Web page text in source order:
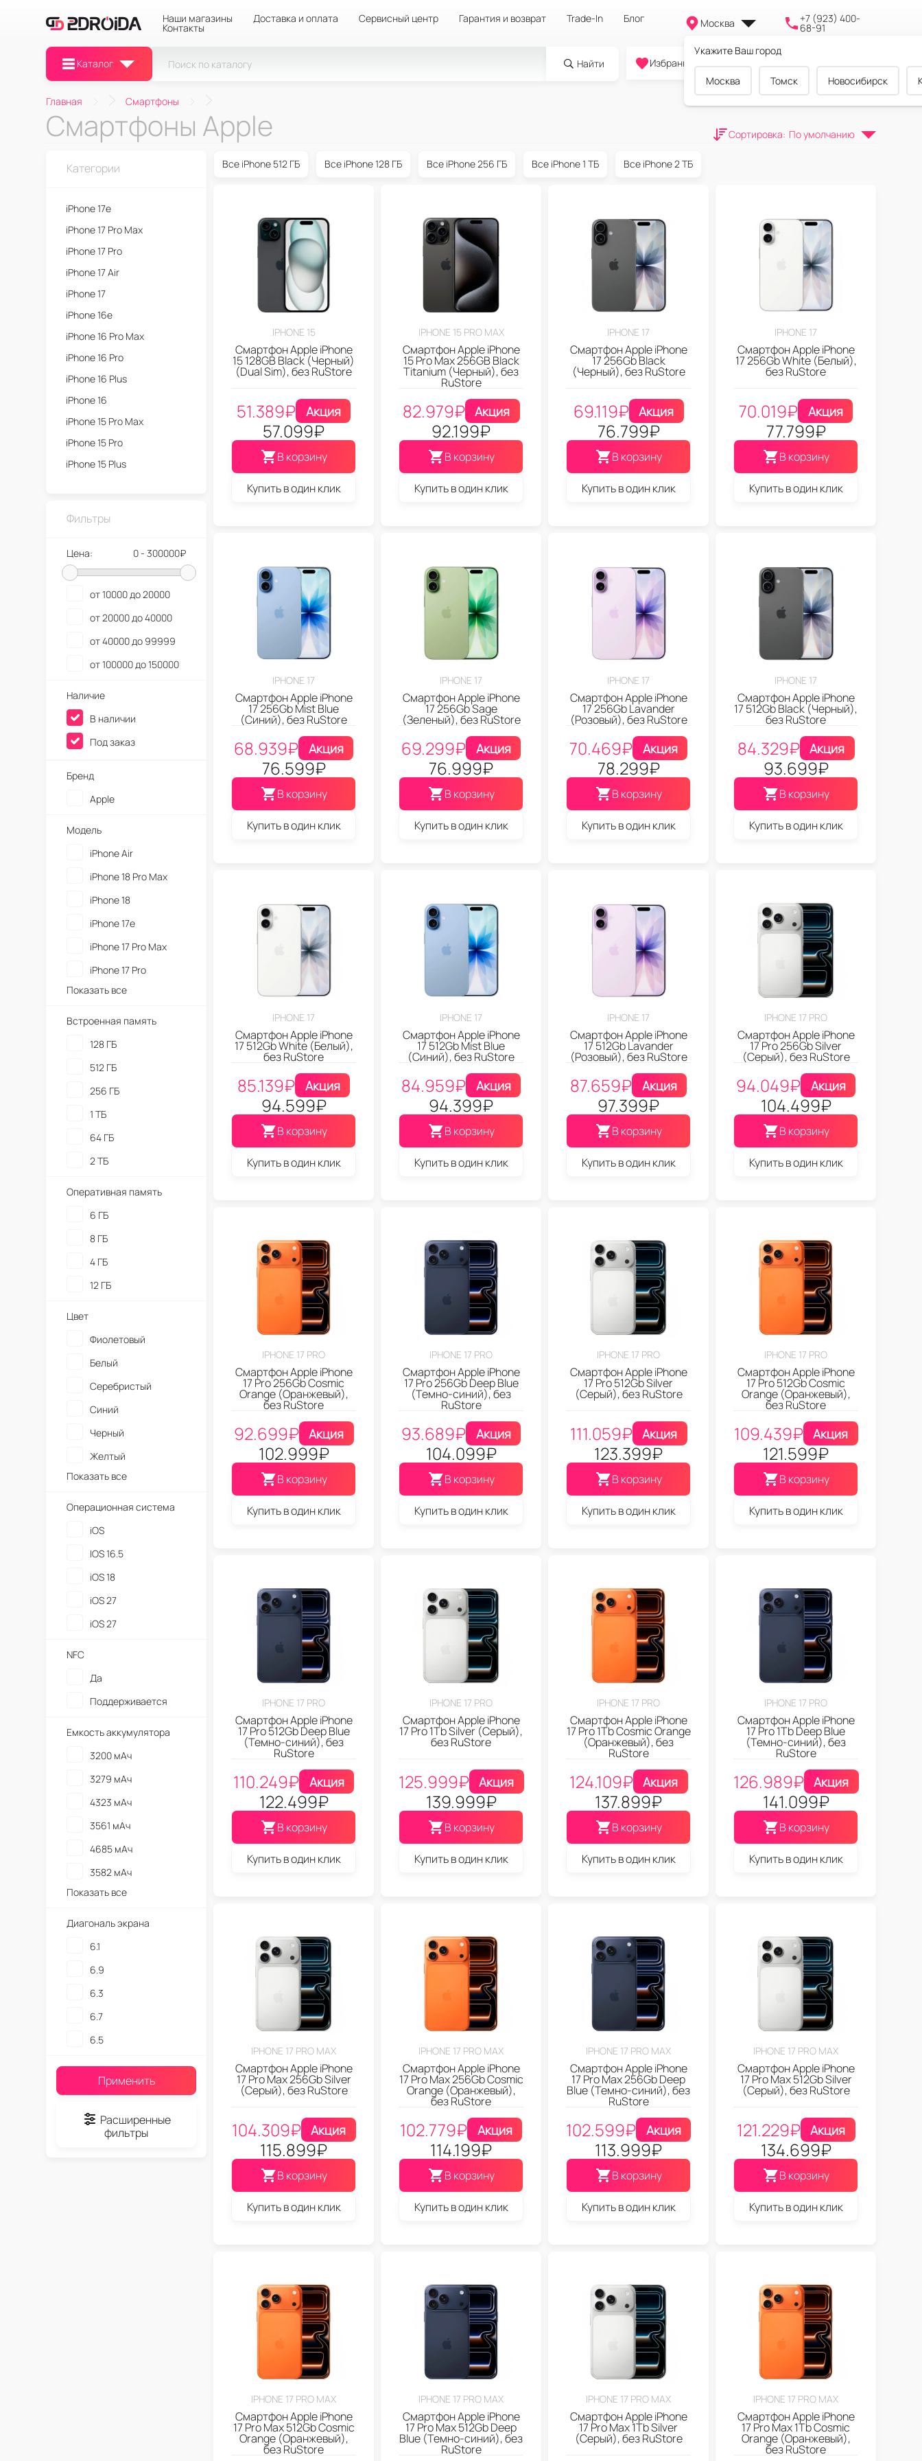
Наши магазины Доставка и оплата Сервисный центр Гарантия и возврат Trade-In Блог
Контакты Москва
Укажите Ваш город
Москва Томск Новосибирск
+7 (923) 400-
68-91
Каталог Найти
0
Избранное Cравнение Корзина
Главная Смартфоны
Смартфоны Apple Сортировка: По умолчанию
Все iPhone 512 ГБ Все iPhone 128 ГБ Все iPhone 256 ГБ Все iPhone 1 ТБ Все iPhone 2 ТБ
IPHONE 15
Смартфон Apple iPhone
15 128GB Black (Черный)
(Dual Sim), без RuStore
51.389₽ Акция
57.099₽
В корзину
Купить в один клик
IPHONE 15 PRO MAX
Смартфон Apple iPhone
15 Pro Max 256GB Black
Titanium (Черный), без
RuStore
82.979₽ Акция
92.199₽
В корзину
Купить в один клик
IPHONE 17
Смартфон Apple iPhone
17 256Gb Black
(Черный), без RuStore
69.119₽ Акция
76.799₽
В корзину
Купить в один клик
IPHONE 17
Смартфон Apple iPhone
17 256Gb White (Белый),
без RuStore
70.019₽ Акция
77.799₽
В корзину
Купить в один клик
IPHONE 17
Смартфон Apple iPhone
17 256Gb Mist Blue
(Синий), без RuStore
68.939₽ Акция
76.599₽
В корзину
Купить в один клик
IPHONE 17
Смартфон Apple iPhone
17 256Gb Sage
(Зеленый), без RuStore
69.299₽ Акция
76.999₽
В корзину
Купить в один клик
IPHONE 17
Смартфон Apple iPhone
17 256Gb Lavander
(Розовый), без RuStore
70.469₽ Акция
78.299₽
В корзину
Купить в один клик
IPHONE 17
Смартфон Apple iPhone
17 512Gb Black (Черный),
без RuStore
84.329₽ Акция
93.699₽
В корзину
Купить в один клик
IPHONE 17
Смартфон Apple iPhone
17 512Gb White (Белый),
без RuStore
85.139₽ Акция
94.599₽
В корзину
Купить в один клик
IPHONE 17
Смартфон Apple iPhone
17 512Gb Mist Blue
(Синий), без RuStore
84.959₽ Акция
94.399₽
В корзину
Купить в один клик
IPHONE 17
Смартфон Apple iPhone
17 512Gb Lavander
(Розовый), без RuStore
87.659₽ Акция
97.399₽
В корзину
Купить в один клик
IPHONE 17 PRO
Смартфон Apple iPhone
17 Pro 256Gb Silver
(Серый), без RuStore
94.049₽ Акция
104.499₽
В корзину
Купить в один клик
IPHONE 17 PRO
Смартфон Apple iPhone
17 Pro 256Gb Cosmic
Orange (Оранжевый),
без RuStore
92.699₽ Акция
102.999₽
В корзину
Купить в один клик
IPHONE 17 PRO
Смартфон Apple iPhone
17 Pro 256Gb Deep Blue
(Темно-синий), без
RuStore
93.689₽ Акция
104.099₽
В корзину
Купить в один клик
IPHONE 17 PRO
Смартфон Apple iPhone
17 Pro 512Gb Silver
(Серый), без RuStore
111.059₽ Акция
123.399₽
В корзину
Купить в один клик
IPHONE 17 PRO
Смартфон Apple iPhone
17 Pro 512Gb Cosmic
Orange (Оранжевый),
без RuStore
109.439₽ Акция
121.599₽
В корзину
Купить в один клик
IPHONE 17 PRO
Смартфон Apple iPhone
17 Pro 512Gb Deep Blue
(Темно-синий), без
RuStore
110.249₽ Акция
122.499₽
В корзину
Купить в один клик
IPHONE 17 PRO
Смартфон Apple iPhone
17 Pro 1Tb Silver (Серый),
без RuStore
125.999₽ Акция
139.999₽
В корзину
Купить в один клик
IPHONE 17 PRO
Смартфон Apple iPhone
17 Pro 1Tb Cosmic Orange
(Оранжевый), без
RuStore
124.109₽ Акция
137.899₽
В корзину
Купить в один клик
IPHONE 17 PRO
Смартфон Apple iPhone
17 Pro 1Tb Deep Blue
(Темно-синий), без
RuStore
126.989₽ Акция
141.099₽
В корзину
Купить в один клик
IPHONE 17 PRO MAX
Смартфон Apple iPhone
17 Pro Max 256Gb Silver
(Серый), без RuStore
104.309₽ Акция
115.899₽
В корзину
Купить в один клик
IPHONE 17 PRO MAX
Смартфон Apple iPhone
17 Pro Max 256Gb Cosmic
Orange (Оранжевый),
без RuStore
102.779₽ Акция
114.199₽
В корзину
Купить в один клик
IPHONE 17 PRO MAX
Смартфон Apple iPhone
17 Pro Max 256Gb Deep
Blue (Темно-синий), без
RuStore
102.599₽ Акция
113.999₽
В корзину
Купить в один клик
IPHONE 17 PRO MAX
Смартфон Apple iPhone
17 Pro Max 512Gb Silver
(Серый), без RuStore
121.229₽ Акция
134.699₽
В корзину
Купить в один клик
IPHONE 17 PRO MAX
Смартфон Apple iPhone
17 Pro Max 512Gb Cosmic
Orange (Оранжевый),
без RuStore
IPHONE 17 PRO MAX
Смартфон Apple iPhone
17 Pro Max 512Gb Deep
Blue (Темно-синий), без
RuStore
IPHONE 17 PRO MAX
Смартфон Apple iPhone
17 Pro Max 1Tb Silver
(Серый), без RuStore
IPHONE 17 PRO MAX
Смартфон Apple iPhone
17 Pro Max 1Tb Cosmic
Orange (Оранжевый),
без RuStore
Категории
iPhone 17e
iPhone 17 Pro Max
iPhone 17 Pro
iPhone 17 Air
iPhone 17
iPhone 16e
iPhone 16 Pro Max
iPhone 16 Pro
iPhone 16 Plus
iPhone 16
iPhone 15 Pro Max
iPhone 15 Pro
iPhone 15 Plus
iPhone 14 Pro
iPhone 14 Plus
iPhone 14
iPhone 13
iPhone 12
Фильтры
Цена: 0 - 300000₽
от 10000 до 20000
от 20000 до 40000
от 40000 до 99999
от 100000 до 150000
Наличие
В наличии
Под заказ
Бренд
Apple
Модель
iPhone Air
iPhone 18 Pro Max
iPhone 18
iPhone 17e
iPhone 17 Pro Max
iPhone 17 Pro
Показать все
Встроенная память
128 ГБ
512 ГБ
256 ГБ
1 ТБ
64 ГБ
2 ТБ
Оперативная память
6 ГБ
8 ГБ
4 ГБ
12 ГБ
Цвет
Фиолетовый
Белый
Серебристый
Синий
Черный
Желтый
Показать все
Операционная система
iOS
IOS 16.5
iOS 18
iOS 27
iOS 27
NFC
Да
Поддерживается
Емкость аккумулятора
3200 мАч
3279 мАч
4323 мАч
3561 мАч
4685 мАч
3582 мАч
Показать все
Диагональ экрана
6.1
6.9
6.3
6.7
6.5
Применить
Расширенные
фильтры